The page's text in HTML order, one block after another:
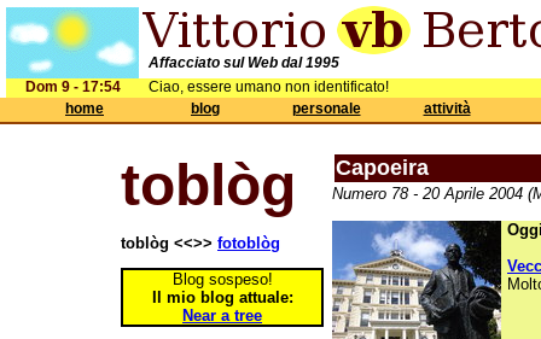
Affacciato sul Web dal 1995
Dom 9 - 17:54
Ciao, essere umano non identificato!
home
blog personale attività
toblòg
toblòg <<>> fotoblòg
Blog sospeso!
Il mio blog attuale:
Near a tree
Capoeira
Numero 78 - 20 Aprile 2004